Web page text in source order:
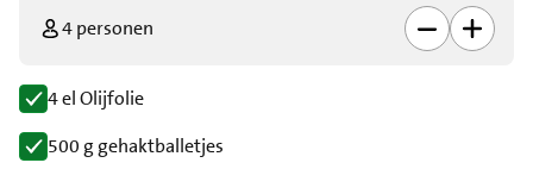
4 personen
4 el Olijfolie
500 g gehaktballetjes